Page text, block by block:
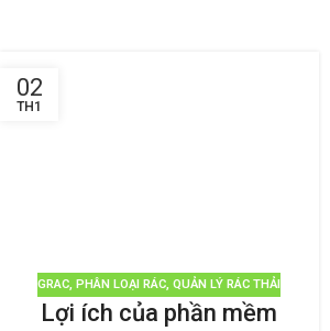
02
TH1
GRAC,PHÂN LOẠI RÁC,QUẢN LÝ RÁC THẢI
Lợi ích của phần mềm